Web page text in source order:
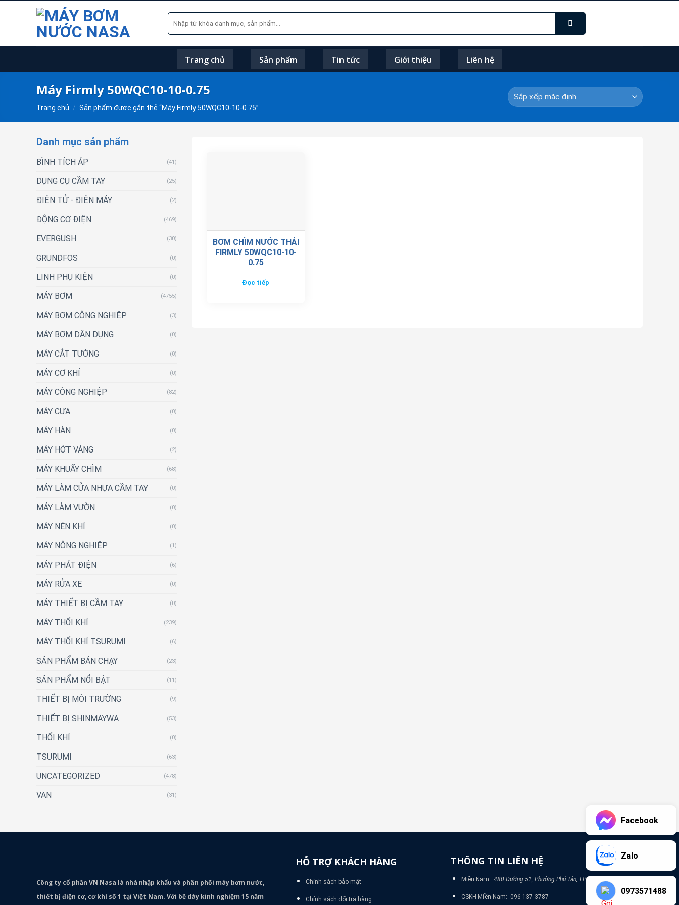
Tìm
kiếm:
Trang chủ Sản phẩm Tin tức Giới thiệu Liên hệ
Máy Firmly 50WQC10-10-0.75
Trang chủ / Sản phẩm được gắn thẻ “Máy Firmly 50WQC10-10-0.75”
Danh mục sản phẩm
BÌNH TÍCH ÁP (41)
DỤNG CỤ CẦM TAY (25)
ĐIỆN TỬ - ĐIỆN MÁY (2)
ĐỘNG CƠ ĐIỆN (469)
EVERGUSH (30)
GRUNDFOS (0)
LINH PHỤ KIỆN (0)
MÁY BƠM (4755)
MÁY BƠM CÔNG NGHIỆP (3)
MÁY BƠM DÂN DỤNG (0)
MÁY CẮT TƯỜNG (0)
MÁY CƠ KHÍ (0)
MÁY CÔNG NGHIỆP (82)
MÁY CƯA (0)
MÁY HÀN (0)
MÁY HỚT VÁNG (2)
MÁY KHUẤY CHÌM (68)
MÁY LÀM CỬA NHỰA CẦM TAY (0)
MÁY LÀM VƯỜN (0)
MÁY NÉN KHÍ (0)
MÁY NÔNG NGHIỆP (1)
MÁY PHÁT ĐIỆN (6)
MÁY RỬA XE (0)
MÁY THIẾT BỊ CẦM TAY (0)
MÁY THỔI KHÍ (239)
MÁY THỔI KHÍ TSURUMI (6)
SẢN PHẨM BÁN CHẠY (23)
SẢN PHẨM NỔI BẬT (11)
THIẾT BỊ MÔI TRƯỜNG (9)
THIẾT BỊ SHINMAYWA (53)
THỔI KHÍ (0)
TSURUMI (63)
UNCATEGORIZED (478)
VAN (31)
BƠM CHÌM NƯỚC THẢI
FIRMLY 50WQC10-10-
0.75
Đọc tiếp
Công ty cổ phần VN Nasa là nhà nhập khẩu và phân phối máy bơm nước,
thiết bị điện cơ, cơ khí số 1 tại Việt Nam. Với bề dày kinh nghiệm 15 năm
HỖ TRỢ KHÁCH HÀNG
Chính sách bảo mật
Chính sách đổi trả hàng
THÔNG TIN LIÊN HỆ
Miền Nam: 480 Đường 51, Phường Phú Tân, TP Bình Dương
CSKH Miền Nam: 096 137 3787
Facebook
Zalo
0973571488